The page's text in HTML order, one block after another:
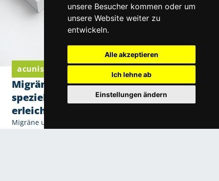
unsere Besucher kommen oder um
unsere Website weiter zu
entwickeln.
Alle akzeptieren
Ich lehne ab
Einstellungen ändern
acunis Komfortgläser von Eschenbach Optik
Migräne und Lichtempfindlichkeit: Wie
spezielle Filtergläser den Alltag
erleichtern
Migräne und Lichtempfindlichkeit: Wie spezielle